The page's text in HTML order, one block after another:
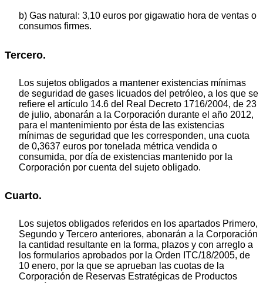
b) Gas natural: 3,10 euros por gigawatio hora de ventas o
consumos firmes.
Tercero.
Los sujetos obligados a mantener existencias mínimas
de seguridad de gases licuados del petróleo, a los que se
refiere el artículo 14.6 del Real Decreto 1716/2004, de 23
de julio, abonarán a la Corporación durante el año 2012,
para el mantenimiento por ésta de las existencias
mínimas de seguridad que les corresponden, una cuota
de 0,3637 euros por tonelada métrica vendida o
consumida, por día de existencias mantenido por la
Corporación por cuenta del sujeto obligado.
Cuarto.
Los sujetos obligados referidos en los apartados Primero,
Segundo y Tercero anteriores, abonarán a la Corporación
la cantidad resultante en la forma, plazos y con arreglo a
los formularios aprobados por la Orden ITC/18/2005, de
10 enero, por la que se aprueban las cuotas de la
Corporación de Reservas Estratégicas de Productos